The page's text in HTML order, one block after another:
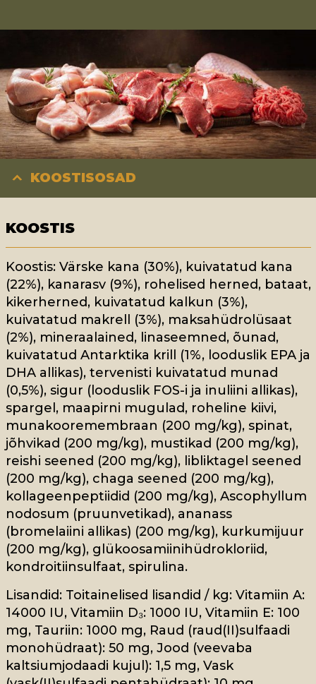
KOOSTISOSAD
KOOSTIS
Koostis: Värske kana (30%), kuivatatud kana
(22%), kanarasv (9%), rohelised herned, bataat,
kikerherned, kuivatatud kalkun (3%),
kuivatatud makrell (3%), maksahüdrolüsaat
(2%), mineraalained, linaseemned, õunad,
kuivatatud Antarktika krill (1%, looduslik EPA ja
DHA allikas), tervenisti kuivatatud munad
(0,5%), sigur (looduslik FOS-i ja inuliini allikas),
spargel, maapirni mugulad, roheline kiivi,
munakooremembraan (200 mg/kg), spinat,
jõhvikad (200 mg/kg), mustikad (200 mg/kg),
reishi seened (200 mg/kg), libliktagel seened
(200 mg/kg), chaga seened (200 mg/kg),
kollageenpeptiidid (200 mg/kg), Ascophyllum
nodosum (pruunvetikad), ananass
(bromelaiini allikas) (200 mg/kg), kurkumijuur
(200 mg/kg), glükoosamiinihüdrokloriid,
kondroitiinsulfaat, spirulina.
Lisandid: Toitainelised lisandid / kg: Vitamiin A:
14000 IU, Vitamiin D₃: 1000 IU, Vitamiin E: 100
mg, Tauriin: 1000 mg, Raud (raud(II)sulfaadi
monohüdraat): 50 mg, Jood (veevaba
kaltsiumjodaadi kujul): 1,5 mg, Vask